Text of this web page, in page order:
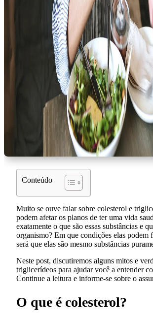
Conteúdo
Muito se ouve falar sobre colesterol e
podem afetar os planos de ter uma vida
exatamente o que são essas substâncias e
organismo? Em que condições elas podem
será que elas são mesmo substâncias
Neste post, discutiremos alguns mitos e
triglicerídeos para ajudar você a entender
Continue a leitura e informe-se sobre o
O que é colesterol?